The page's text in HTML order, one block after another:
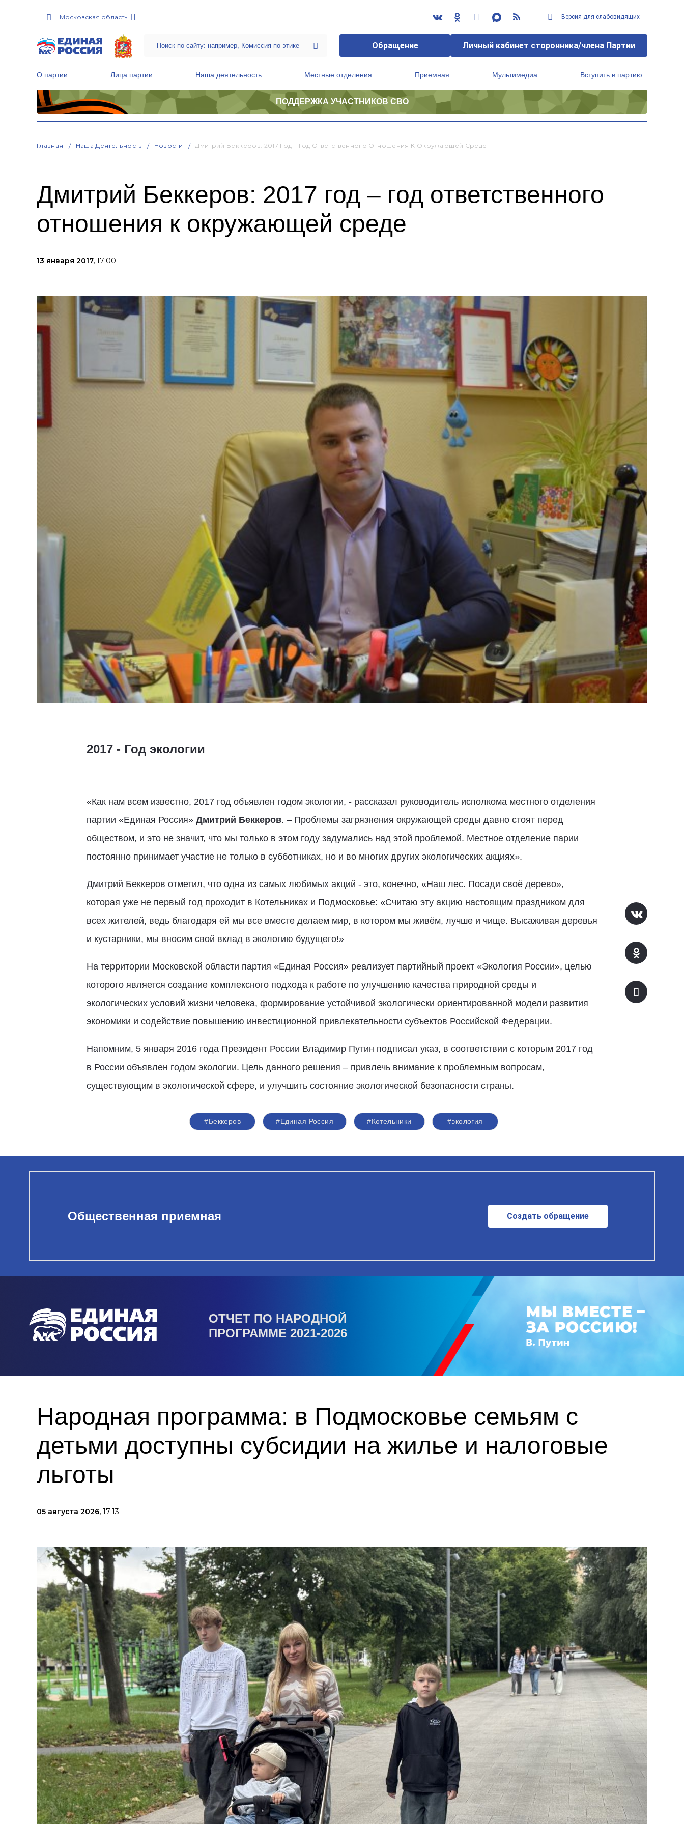
Московская область Версия для слабовидящих
Обращение Личный кабинет сторонника/члена Партии
О партии Лица партии Наша деятельность Местные отделения Приемная Мультимедиа Вступить в партию
ПОДДЕРЖКА УЧАСТНИКОВ СВО
Главная Наша Деятельность Новости Дмитрий Беккеров: 2017 Год – Год Ответственного Отношения К Окружающей Среде
Дмитрий Беккеров: 2017 год – год ответственного
отношения к окружающей среде
13 января 2017, 17:00
2017 - Год экологии
«Как нам всем известно, 2017 год объявлен годом экологии, - рассказал руководитель исполкома местного отделения
партии «Единая Россия» Дмитрий Беккеров. – Проблемы загрязнения окружающей среды давно стоят перед
обществом, и это не значит, что мы только в этом году задумались над этой проблемой. Местное отделение парии
постоянно принимает участие не только в субботниках, но и во многих других экологических акциях».
Дмитрий Беккеров отметил, что одна из самых любимых акций - это, конечно, «Наш лес. Посади своё дерево»,
которая уже не первый год проходит в Котельниках и Подмосковье: «Считаю эту акцию настоящим праздником для
всех жителей, ведь благодаря ей мы все вместе делаем мир, в котором мы живём, лучше и чище. Высаживая деревья
и кустарники, мы вносим свой вклад в экологию будущего!»
На территории Московской области партия «Единая Россия» реализует партийный проект «Экология России», целью
которого является создание комплексного подхода к работе по улучшению качества природной среды и
экологических условий жизни человека, формирование устойчивой экологически ориентированной модели развития
экономики и содействие повышению инвестиционной привлекательности субъектов Российской Федерации.
Напомним, 5 января 2016 года Президент России Владимир Путин подписал указ, в соответствии с которым 2017 год
в России объявлен годом экологии. Цель данного решения – привлечь внимание к проблемным вопросам,
существующим в экологической сфере, и улучшить состояние экологической безопасности страны.
#Беккеров #Единая Россия #Котельники #экология
Общественная приемная Создать обращение
ОТЧЕТ ПО НАРОДНОЙ
ПРОГРАММЕ 2021-2026
Народная программа: в Подмосковье семьям с
детьми доступны субсидии на жилье и налоговые
льготы
05 августа 2026, 17:13